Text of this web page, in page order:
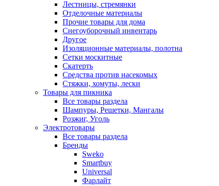
Лестницы, стремянки
Отделочные материалы
Прочие товары для дома
Снегоуборочный инвентарь
Другое
Изоляционные материалы, полотна
Сетки москитные
Скатерть
Средства против насекомых
Стяжки, хомуты, лески
Товары для пикника
Все товары раздела
Шампуры, Решетки, Мангалы
Розжиг, Уголь
Электротовары
Все товары раздела
Бренды
Sweko
Smartbuy
Universal
Фарлайт